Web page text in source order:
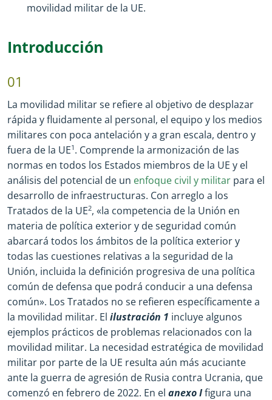
movilidad militar de la UE.
Introducción
01
La movilidad militar se refiere al objetivo de desplazar
rápida y fluidamente al personal, el equipo y los medios
militares con poca antelación y a gran escala, dentro y
fuera de la UE1 . Comprende la armonización de las
normas en todos los Estados miembros de la UE y el
análisis del potencial de un enfoque civil y militar para el
desarrollo de infraestructuras. Con arreglo a los
Tratados de la UE2, «la competencia de la Unión en
materia de política exterior y de seguridad común
abarcará todos los ámbitos de la política exterior y
todas las cuestiones relativas a la seguridad de la
Unión, incluida la definición progresiva de una política
común de defensa que podrá conducir a una defensa
común». Los Tratados no se refieren específicamente a
la movilidad militar. El ilustración 1 incluye algunos
ejemplos prácticos de problemas relacionados con la
movilidad militar. La necesidad estratégica de movilidad
militar por parte de la UE resulta aún más acuciante
ante la guerra de agresión de Rusia contra Ucrania, que
comenzó en febrero de 2022. En el anexo Ifigura una